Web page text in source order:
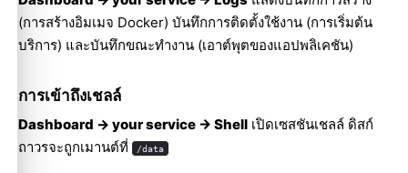
(การสร้างอิมเมจ Docker) บันทึกการติดตั้งใช้งาน (การเริ่มต้น
บริการ) และบันทึกขณะทำงาน (เอาต์พุตของแอปพลิเคชัน)
การเข้าถึงเชลล์
Dashboard → your service → Shell เปิดเซสชันเชลล์ ดิสก์
ถาวรจะถูกเมานต์ที่
/data